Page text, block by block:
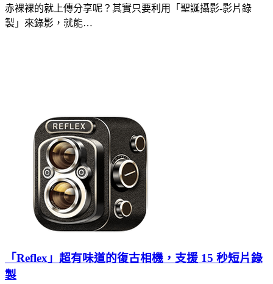
赤裸裸的就上傳分享呢？其實只要利用「聖誕攝影-影片錄
製」來錄影，就能…
「Reflex」超有味道的復古相機，支援 15 秒短片錄
製